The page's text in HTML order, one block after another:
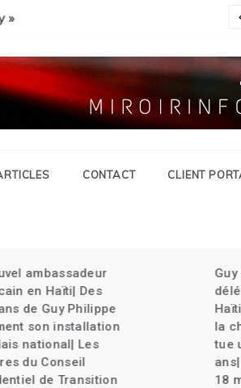
grif| Expulsion massives des haïtiens.
CONTACT CLIENT
ambassadeur
en Haïti| Des
de Guy Philippe
son installation
national| Les
du Conseil
de Transition
Guy
Haïti|
la
tue
ans|
18